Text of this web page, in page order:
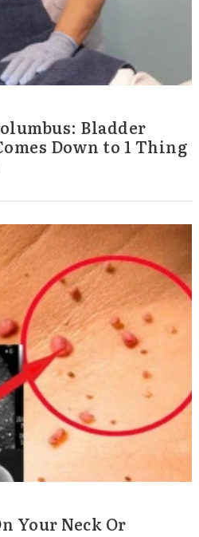
Bladder
Down to 1 Thing
Your Neck Or